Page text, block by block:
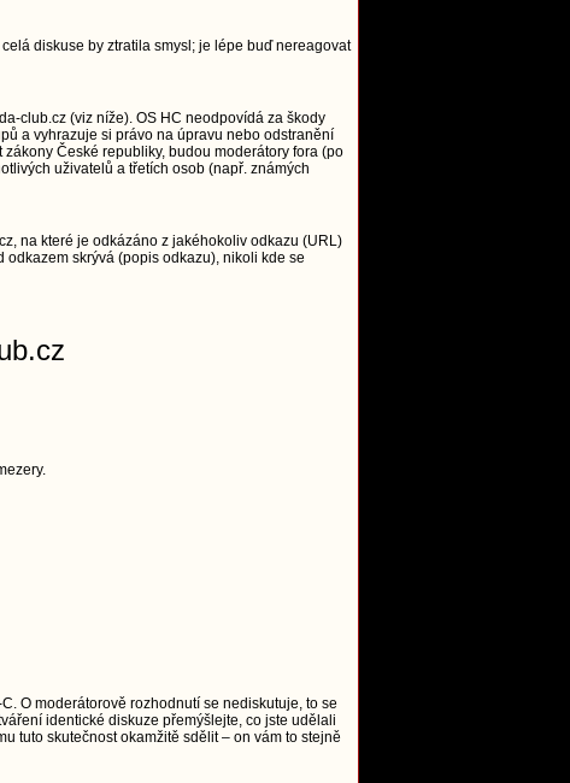
diskuse by ztratila smysl; je lépe buď nereagovat
club.cz (viz níže). OS HC neodpovídá za škody
a vyhrazuje si právo na úpravu nebo odstranění
České republiky, budou moderátory fora (po
uživatelů a třetích osob (např. známých
na které je odkázáno z jakéhokoliv odkazu (URL)
skrývá (popis odkazu), nikoli kde se
O moderátorově rozhodnutí se nediskutuje, to se
identické diskuze přemýšlejte, co jste udělali
tuto skutečnost okamžitě sdělit – on vám to stejně